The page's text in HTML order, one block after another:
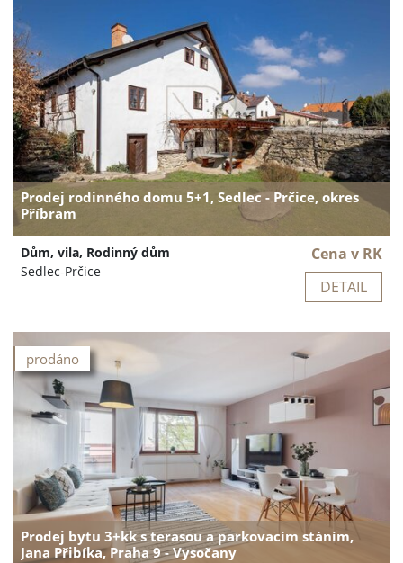
Prodej rodinného domu 5+1, Sedlec - Prčice, okres
Příbram
Dům, vila, Rodinný dům
Sedlec-Prčice
Cena v RK
DETAIL
prodáno
Prodej bytu 3+kk s terasou a parkovacím stáním,
Jana Přibíka, Praha 9 - Vysočany